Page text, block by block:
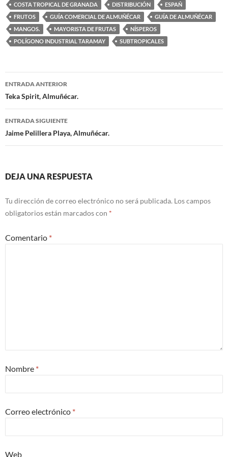
COSTA TROPICAL DE GRANADA
DISTRIBUCIÓN
ESPAÑ
FRUTOS
GUÍA COMERCIAL DE ALMUÑÉCAR
GUÍA DE ALMUÑÉCAR
MANGOS.
MAYORISTA DE FRUTAS
NÍSPEROS
POLÍGONO INDUSTRIAL TARAMAY
SUBTROPICALES
Navegación
de
entradas
ENTRADA ANTERIOR
Teka Spirit, Almuñécar.
ENTRADA SIGUIENTE
Jaime Pelillera Playa, Almuñécar.
DEJA UNA RESPUESTA
Tu dirección de correo electrónico no será publicada. Los campos
obligatorios están marcados con *
Comentario *
Nombre *
Correo electrónico *
Web